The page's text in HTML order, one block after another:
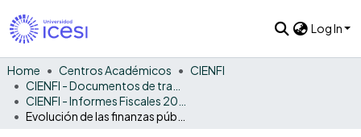
Log In
Home Centros Académicos
CIENFI